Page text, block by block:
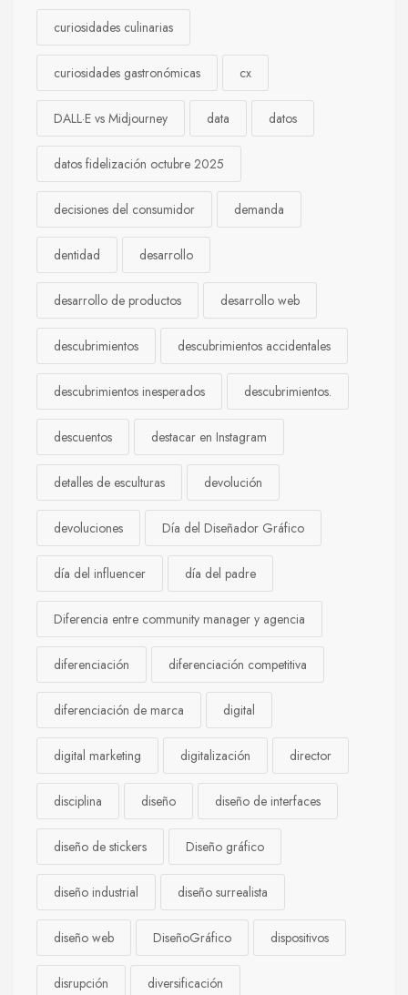
curiosidades culinarias
curiosidades gastronómicas cx
DALL·E vs Midjourney data datos
datos fidelización octubre 2025
decisiones del consumidor demanda
dentidad desarrollo
desarrollo de productos desarrollo web
descubrimientos descubrimientos accidentales
descubrimientos inesperados descubrimientos.
descuentos destacar en Instagram
detalles de esculturas devolución
devoluciones Día del Diseñador Gráfico
día del influencer día del padre
Diferencia entre community manager y agencia
diferenciación diferenciación competitiva
diferenciación de marca digital
digital marketing digitalización director
disciplina diseño diseño de interfaces
diseño de stickers Diseño gráfico
diseño industrial diseño surrealista
diseño web DiseñoGráfico dispositivos
disrupción diversificación